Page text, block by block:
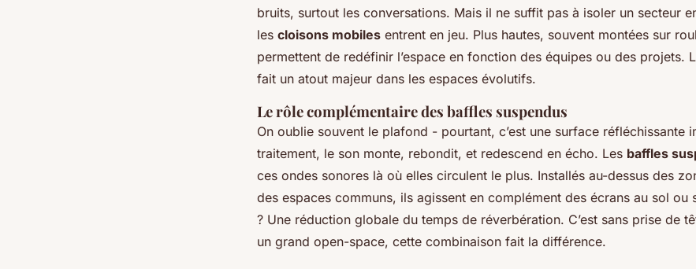
bruits, surtout les conversations. Mais il ne suffit pas à isoler un secteur
les cloisons mobiles entrent en jeu. Plus hautes, souvent montées sur
permettent de redéfinir l’espace en fonction des équipes ou des projets.
fait un atout majeur dans les espaces évolutifs.
Le rôle complémentaire des baffles suspendus
On oublie souvent le plafond - pourtant, c’est une surface réfléchissante
traitement, le son monte, rebondit, et redescend en écho. Les baffles
ces ondes sonores là où elles circulent le plus. Installés au-dessus des
des espaces communs, ils agissent en complément des écrans au sol ou
? Une réduction globale du temps de réverbération. C’est sans prise de
un grand open-space, cette combinaison fait la différence.